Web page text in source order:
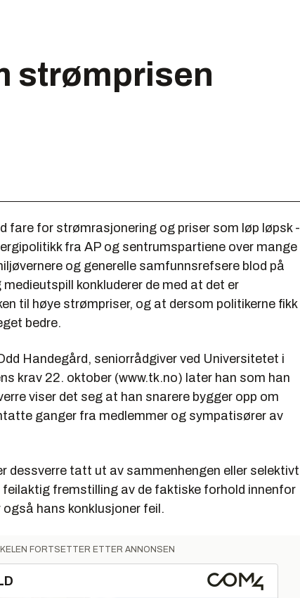
strømprisen
fare for strømrasjonering og priser som løp løpsk -
fra AP og sentrumspartiene over mange
og generelle samfunnsrefsere blod på
konkluderer de med at det er
til høye strømpriser, og at dersom politikerne fikk
bedre.
Handegård, seniorrådgiver ved Universitetet i
krav 22. oktober (www.tk.no) later han som han
viser det seg at han snarere bygger opp om
ganger fra medlemmer og sympatisører av
dessverre tatt ut av sammenhengen eller selektivt
fremstilling av de faktiske forhold innenfor
hans konklusjoner feil.
FORTSETTER ETTER ANNONSEN